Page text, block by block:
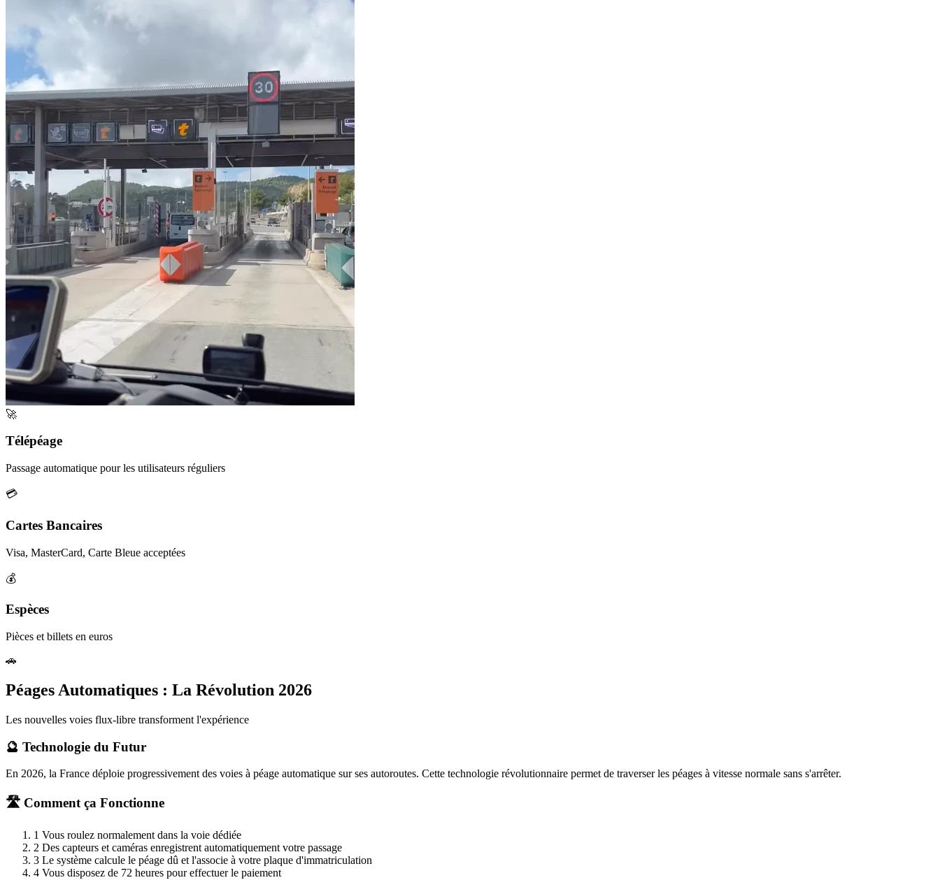
🚀
Télépéage
Passage automatique pour les utilisateurs réguliers
💳
Cartes Bancaires
Visa, MasterCard, Carte Bleue acceptées
💰
Espèces
Pièces et billets en euros
🚗
Péages Automatiques : La Révolution 2026
Les nouvelles voies flux-libre transforment l'expérience
🔮 Technologie du Futur
En 2026, la France déploie progressivement des voies à péage automatique sur ses autoroutes. Cette technologie révolutionnaire permet de traverser les péages à vitesse normale sans s'arrêter.
🛣️ Comment ça Fonctionne
1 Vous roulez normalement dans la voie dédiée
2 Des capteurs et caméras enregistrent automatiquement votre passage
3 Le système calcule le péage dû et l'associe à votre plaque d'immatriculation
4 Vous disposez de 72 heures pour effectuer le paiement